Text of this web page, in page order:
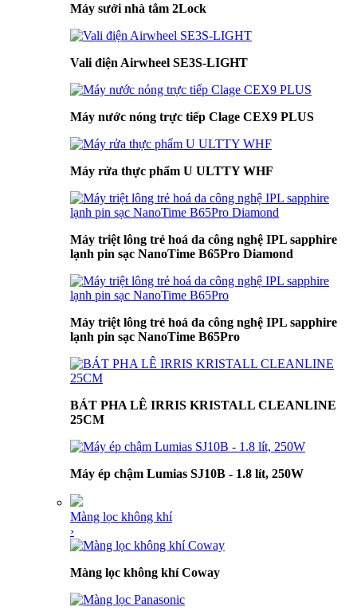
Máy sưởi nhà tắm 2Lock
Vali điện Airwheel SE3S-LIGHT
Máy nước nóng trực tiếp Clage CEX9 PLUS
Máy rửa thực phẩm U ULTTY WHF
Máy triệt lông trẻ hoá da công nghệ IPL sapphire
lạnh pin sạc NanoTime B65Pro Diamond
Máy triệt lông trẻ hoá da công nghệ IPL sapphire
lạnh pin sạc NanoTime B65Pro
BÁT PHA LÊ IRRIS KRISTALL CLEANLINE
25CM
Máy ép chậm Lumias SJ10B - 1.8 lít, 250W
Màng lọc không khí
›
Màng lọc không khí Coway